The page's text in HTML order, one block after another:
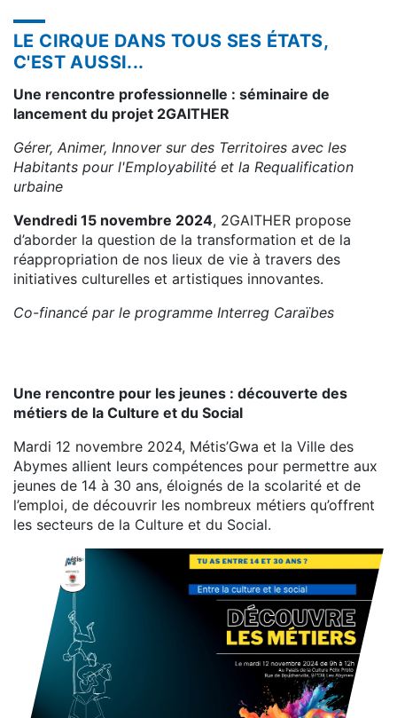
LE CIRQUE DANS TOUS SES ÉTATS,
C'EST AUSSI...
Une rencontre professionnelle : séminaire de
lancement du projet 2GAITHER
Gérer, Animer, Innover sur des Territoires avec les
Habitants pour l'Employabilité et la Requalification
urbaine
Vendredi 15 novembre 2024, 2GAITHER propose
d’aborder la question de la transformation et de la
réappropriation de nos lieux de vie à travers des
initiatives culturelles et artistiques innovantes.
Co-financé par le programme Interreg Caraïbes
Une rencontre pour les jeunes : découverte des
métiers de la Culture et du Social
Mardi 12 novembre 2024, Métis’Gwa et la Ville des
Abymes allient leurs compétences pour permettre aux
jeunes de 14 à 30 ans, éloignés de la scolarité et de
l’emploi, de découvrir les nombreux métiers qu’offrent
les secteurs de la Culture et du Social.